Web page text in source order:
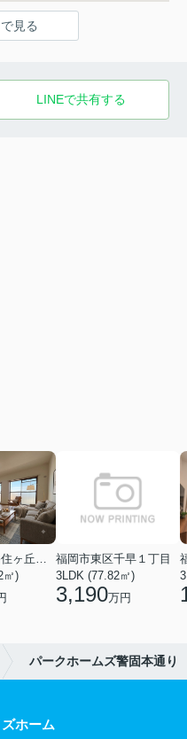
見る
LINEで共有する
福岡市東区香住ヶ丘５丁目
㎡)
福岡市東区千早１丁目
3LDK (77.82㎡)
3,190万円
パークホームズ警固本通り
ホーム